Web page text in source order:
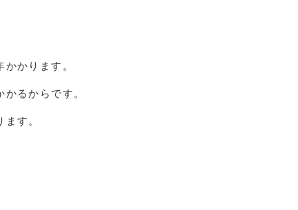
かります。
るからです。
す。